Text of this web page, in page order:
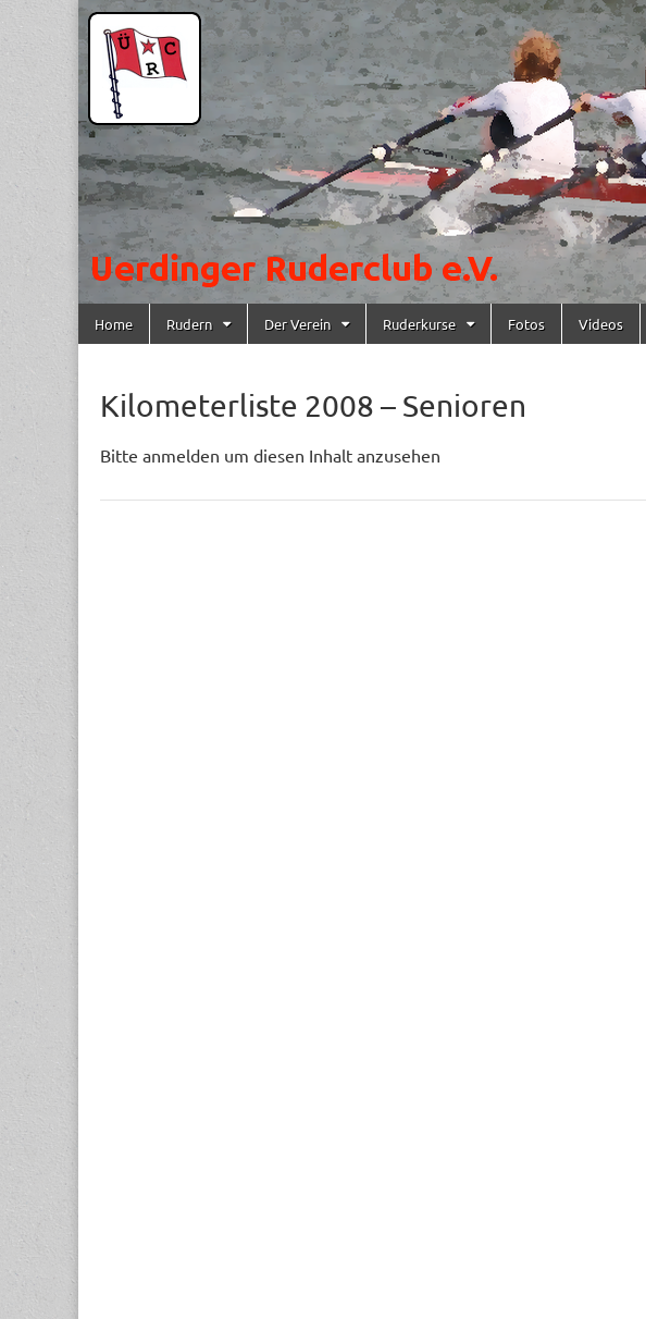
Uerdinger
Ruderclub
e.V.
Rudern in
Krefeld-
Uerdingen
Main menu
Home Rudern Der Verein Ruderkurse Fotos Videos
Kilometerliste 2008 – Senioren
Bitte anmelden um diesen Inhalt anzusehen